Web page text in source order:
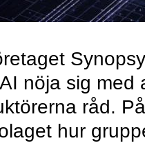
nöja sig med
råd.
hur